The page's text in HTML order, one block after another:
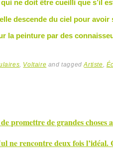
ne doit être cueilli que s’il
descende du ciel pour
la peinture par des
, Voltaire and taggedArtiste,
promettre de grandes choses
ne rencontre deux fois